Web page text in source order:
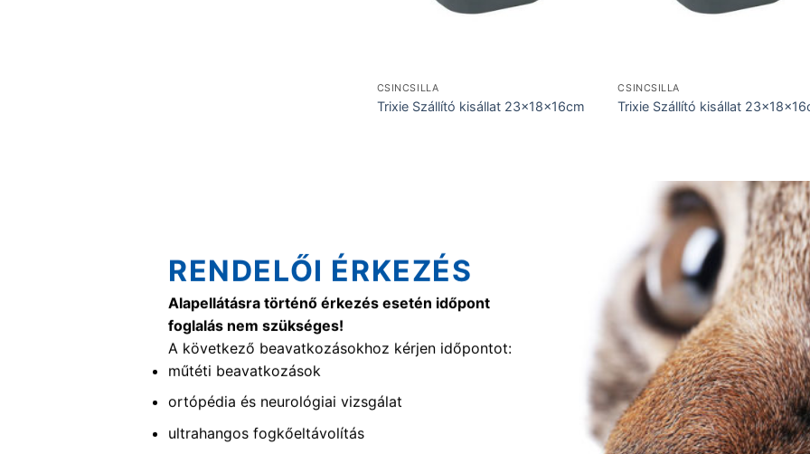
CSINCSILLA
Trixie Szállító kisállat 23x18x16cm
CSINCSILLA
Trixie Szállító kisállat
RENDELŐI ÉRKEZÉS
Alapellátásra történő érkezés esetén időpont
foglalás nem szükséges!
A következő beavatkozásokhoz kérjen időpontot:
műtéti beavatkozások
ortópédia és neurológiai vizsgálat
ultrahangos fogkőeltávolítás